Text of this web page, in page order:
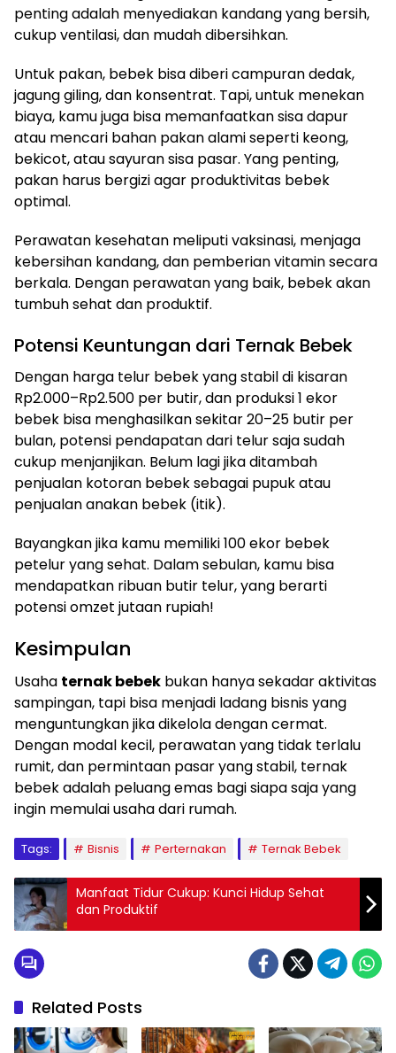
penting adalah menyediakan kandang yang bersih,
cukup ventilasi, dan mudah dibersihkan.
Untuk pakan, bebek bisa diberi campuran dedak,
jagung giling, dan konsentrat. Tapi, untuk menekan
biaya, kamu juga bisa memanfaatkan sisa dapur
atau mencari bahan pakan alami seperti keong,
bekicot, atau sayuran sisa pasar. Yang penting,
pakan harus bergizi agar produktivitas bebek
optimal.
Perawatan kesehatan meliputi vaksinasi, menjaga
kebersihan kandang, dan pemberian vitamin secara
berkala. Dengan perawatan yang baik, bebek akan
tumbuh sehat dan produktif.
Potensi Keuntungan dari Ternak Bebek
Dengan harga telur bebek yang stabil di kisaran
Rp2.000–Rp2.500 per butir, dan produksi 1 ekor
bebek bisa menghasilkan sekitar 20–25 butir per
bulan, potensi pendapatan dari telur saja sudah
cukup menjanjikan. Belum lagi jika ditambah
penjualan kotoran bebek sebagai pupuk atau
penjualan anakan bebek (itik).
Bayangkan jika kamu memiliki 100 ekor bebek
petelur yang sehat. Dalam sebulan, kamu bisa
mendapatkan ribuan butir telur, yang berarti
potensi omzet jutaan rupiah!
Kesimpulan
Usaha ternak bebek bukan hanya sekadar aktivitas
sampingan, tapi bisa menjadi ladang bisnis yang
menguntungkan jika dikelola dengan cermat.
Dengan modal kecil, perawatan yang tidak terlalu
rumit, dan permintaan pasar yang stabil, ternak
bebek adalah peluang emas bagi siapa saja yang
ingin memulai usaha dari rumah.
Tags: Bisnis Perternakan Ternak Bebek
Manfaat Tidur Cukup: Kunci Hidup Sehat
dan Produktif
Related Posts